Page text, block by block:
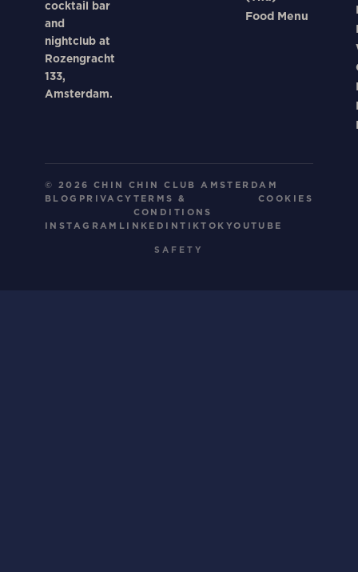
cocktail bar
and
nightclub at
Rozengracht
133,
Amsterdam.
Food Menu
© 2026 CHIN CHIN CLUB AMSTERDAM
BLOG PRIVACY TERMS &
CONDITIONS
COOKIES
INSTAGRAM LINKEDINTIKTOK YOUTUBE
SAFETY